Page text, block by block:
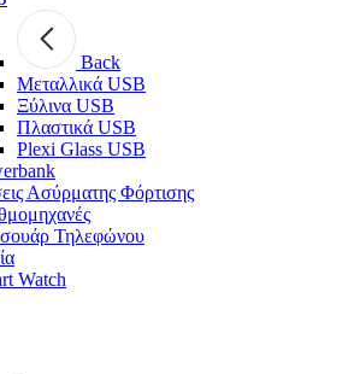
Back
Μεταλλικά USB
Ξύλινα USB
Πλαστικά USB
Plexi Glass USB
Ασύρματης Φόρτισης
Τηλεφώνου
Watch